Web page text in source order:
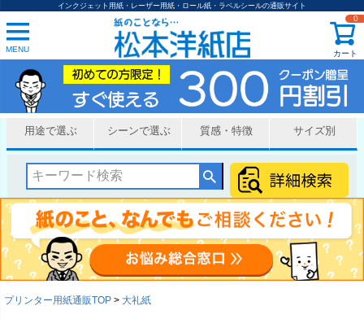
インクジェット用紙・レーザー用紙・ロール紙・ラベルシールの通販サイト
MENU カート
0
用途で選ぶ シーンで選ぶ 質感・特徴 サイズ別
プリンター用紙通販TOP 大礼紙